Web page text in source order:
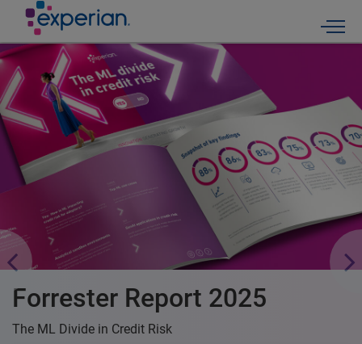
Forrester Report 2025
The ML Divide in Credit Risk